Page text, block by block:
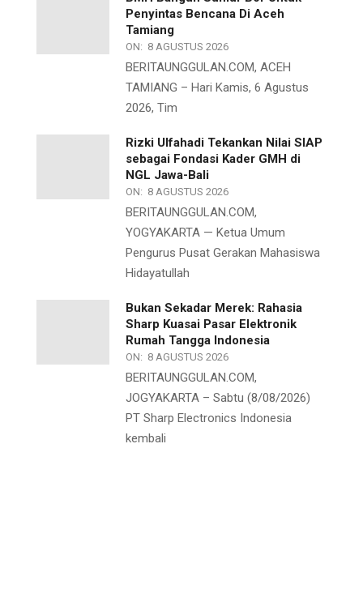
Penyintas Bencana Di Aceh
Tamiang
ON: 8 AGUSTUS 2026
BERITAUNGGULAN.COM, ACEH
TAMIANG – Hari Kamis, 6 Agustus
2026, Tim
Rizki Ulfahadi Tekankan Nilai SIAP
sebagai Fondasi Kader GMH di
NGL Jawa-Bali
ON: 8 AGUSTUS 2026
BERITAUNGGULAN.COM,
YOGYAKARTA — Ketua Umum
Pengurus Pusat Gerakan Mahasiswa
Hidayatullah
Bukan Sekadar Merek: Rahasia
Sharp Kuasai Pasar Elektronik
Rumah Tangga Indonesia
ON: 8 AGUSTUS 2026
BERITAUNGGULAN.COM,
JOGYAKARTA – Sabtu (8/08/2026)
PT Sharp Electronics Indonesia
kembali